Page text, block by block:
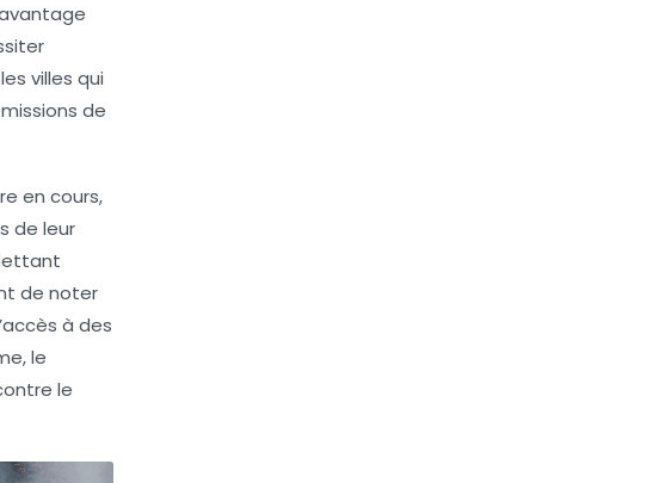
villes qui
de
en cours,
de leur
de noter
à des
le
le